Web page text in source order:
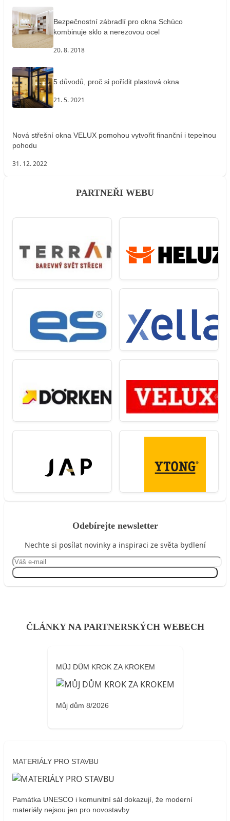
Bezpečnostní zábradlí pro okna Schüco
kombinuje sklo a nerezovou ocel
20. 8. 2018
5 důvodů, proč si pořídit plastová okna
21. 5. 2021
Nová střešní okna VELUX pomohou vytvořit finanční i tepelnou
pohodu
31. 12. 2022
PARTNEŘI WEBU
Odebírejte newsletter
Nechte si posílat novinky a inspiraci ze světa bydlení
ČLÁNKY NA PARTNERSKÝCH WEBECH
MŮJ DŮM KROK ZA KROKEM
Můj dům 8/2026
MATERIÁLY PRO STAVBU
Památka UNESCO i komunitní sál dokazují, že moderní
materiály nejsou jen pro novostavby